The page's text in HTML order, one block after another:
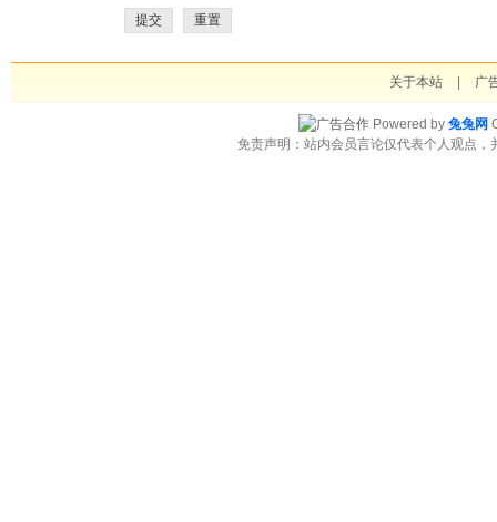
提交 重置
关于本站 广
Powered by 兔兔网
免责声明：站内会员言论仅代表个人观点